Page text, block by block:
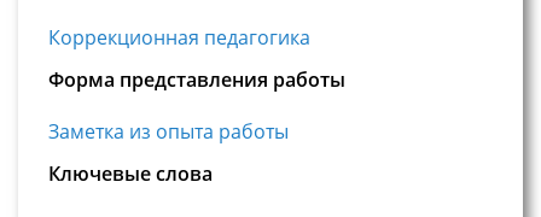
Коррекционная педагогика
Форма представления работы
Заметка из опыта работы
Ключевые слова